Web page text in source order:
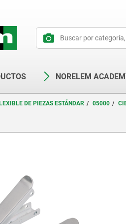
NORELEM
DE PIEZAS ESTÁNDAR 05000